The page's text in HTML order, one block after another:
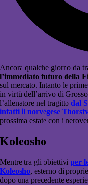
Ancora qualche giorno da
l’immediato futuro della
sul mercato. Intanto le
in virtù dell’arrivo di
l’allenatore nel tragitto dal
infatti il norvegese
prossima estate con i
Koleosho
Mentre tra gli obiettivi per
Koleosho, esterno di
dopo una precedente